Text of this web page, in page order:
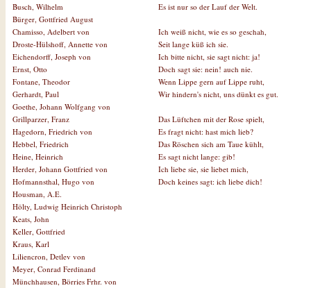
Busch, Wilhelm
Bürger, Gottfried August
Chamisso, Adelbert von
Droste-Hülshoff, Annette von
Eichendorff, Joseph von
Ernst, Otto
Fontane, Theodor
Gerhardt, Paul
Goethe, Johann Wolfgang von
Grillparzer, Franz
Hagedorn, Friedrich von
Hebbel, Friedrich
Heine, Heinrich
Herder, Johann Gottfried von
Hofmannsthal, Hugo von
Housman, A.E.
Hölty, Ludwig Heinrich Christoph
Keats, John
Keller, Gottfried
Kraus, Karl
Liliencron, Detlev von
Meyer, Conrad Ferdinand
Münchhausen, Börries Frhr. von
Es ist nur so der Lauf der Welt.
Ich weiß nicht, wie es so geschah,
Seit lange küß ich sie.
Ich bitte nicht, sie sagt nicht: ja!
Doch sagt sie: nein! auch nie.
Wenn Lippe gern auf Lippe ruht,
Wir hindern's nicht, uns dünkt es gut.
Das Lüftchen mit der Rose spielt,
Es fragt nicht: hast mich lieb?
Das Röschen sich am Taue kühlt,
Es sagt nicht lange: gib!
Ich liebe sie, sie liebet mich,
Doch keines sagt: ich liebe dich!